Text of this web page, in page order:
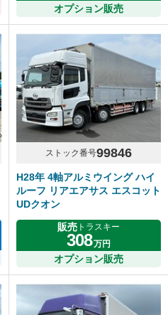
オプション販売
ストック番号99846
H28年 4軸アルミウイング ハイ
ルーフ リアエアサス エスコット
UDクオン
販売 トラスキー
308万円
オプション販売